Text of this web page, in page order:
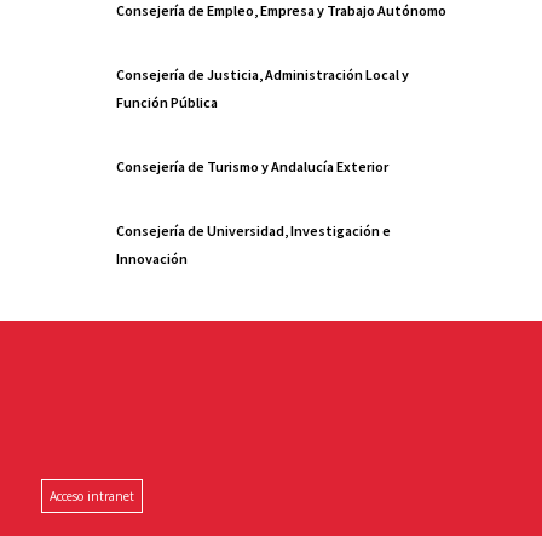
Consejería de Empleo, Empresa y Trabajo Autónomo
Consejería de Justicia, Administración Local y
Función Pública
Consejería de Turismo y Andalucía Exterior
Consejería de Universidad, Investigación e
Innovación
Acceso intranet